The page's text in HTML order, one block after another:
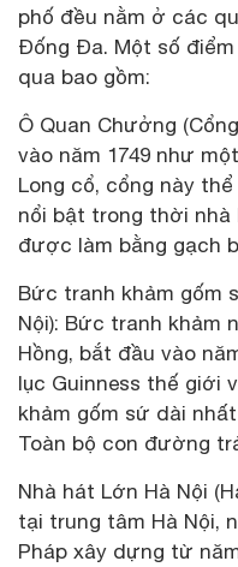
phố đều nằm ở các
Đống Đa. Một số
qua bao gồm:
Ô Quan Chưởng
vào năm 1749 như
Long cổ, cổng này
nổi bật trong thời nhà
được làm bằng gạch
Bức tranh khảm gốm
Nội): Bức tranh khảm
Hồng, bắt đầu vào
lục Guinness thế giới
khảm gốm sứ dài
Toàn bộ con đường
Nhà hát Lớn Hà Nội
tại trung tâm Hà Nội,
Pháp xây dựng từ